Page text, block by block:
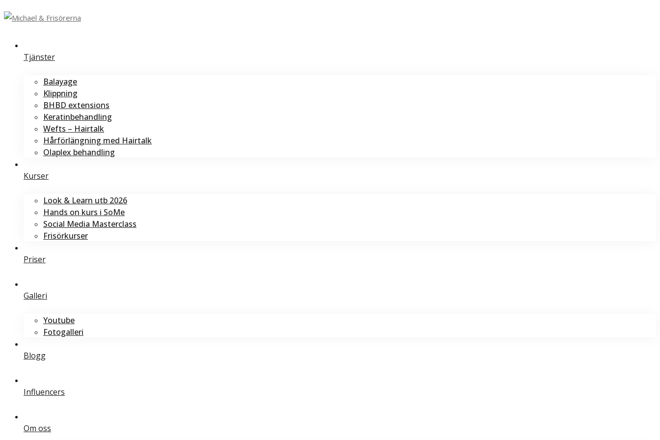
Tjänster
Balayage
Klippning
BHBD extensions
Keratinbehandling
Wefts – Hairtalk
Hårförlängning med Hairtalk
Olaplex behandling
Kurser
Look & Learn utb 2026
Hands on kurs i SoMe
Social Media Masterclass
Frisörkurser
Priser
Galleri
Youtube
Fotogalleri
Blogg
Influencers
Om oss